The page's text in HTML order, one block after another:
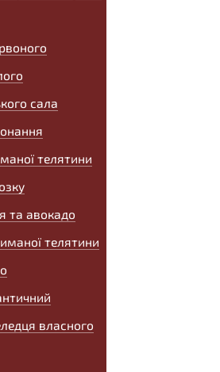
сала
телятини
та авокадо
телятини
власного